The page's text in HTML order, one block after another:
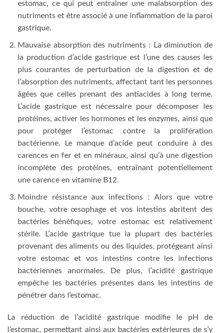
estomac, ce qui peut entraîner une malabsorption des
nutriments et être associé à une inflammation de la paroi
gastrique.
Mauvaise absorption des nutriments : La diminution de
la production d’acide gastrique est l’une des causes les
plus courantes de perturbation de la digestion et de
l’absorption des nutriments, affectant tant les personnes
âgées que celles prenant des antiacides à long terme.
L’acide gastrique est nécessaire pour décomposer les
protéines, activer les hormones et les enzymes, ainsi que
pour protéger l’estomac contre la prolifération
bactérienne. Le manque d’acide peut conduire à des
carences en fer et en minéraux, ainsi qu’à une digestion
incomplète des protéines, entraînant potentiellement
une carence en vitamine B12.
Moindre résistance aux infections : Alors que votre
bouche, votre œsophage et vos intestins abritent des
bactéries bénéfiques, votre estomac est relativement
stérile. L’acide gastrique tue la plupart des bactéries
provenant des aliments ou des liquides, protégeant ainsi
votre estomac et vos intestins contre les infections
bactériennes anormales. De plus, l’acidité gastrique
empêche les bactéries présentes dans les intestins de
pénétrer dans l’estomac.
La réduction de l’acidité gastrique modifie le pH de
l’estomac, permettant ainsi aux bactéries extérieures de s’y